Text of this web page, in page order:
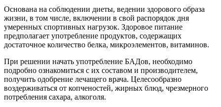
Основана на соблюдении диеты, ведении здорового образа
жизни, в том числе, включении в свой распорядок дня
умеренных спортивных нагрузок. Здоровое питание
предполагает употребление продуктов, содержащих
достаточное количество белка, микроэлементов, витаминов.
При решении начать употребление БАДов, необходимо
подробно ознакомиться с их составом и производителем,
получить одобрение лечащего врача. Целесообразно
воздерживаться от копченостей, жирных блюд, чрезмерного
потребления сахара, алкоголя.